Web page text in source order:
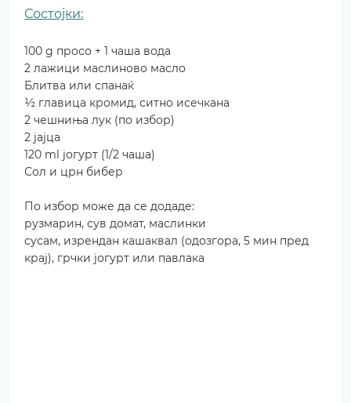
Состојки:
100 g просо + 1 чаша вода
2 лажици маслиново масло
Блитва или спанаќ
½ главица кромид, ситно исечкана
2 чешниња лук (по избор)
2 јајца
120 ml јогурт (1/2 чаша)
Сол и црн бибер
По избор може да се додаде:
рузмарин, сув домат, маслинки
сусам, изрендан кашаквал (одозгора, 5 мин пред
крај), грчки јогурт или павлака